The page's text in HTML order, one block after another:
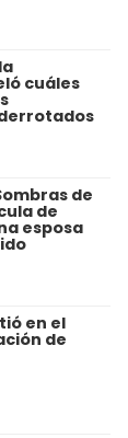
cuáles
de
de
esposa
en el
de